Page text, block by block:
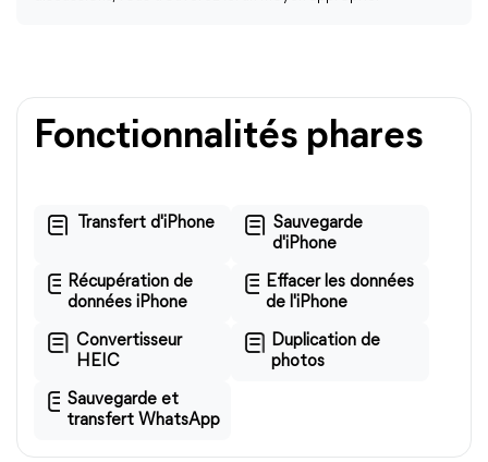
Fonctionnalités phares
Transfert d'iPhone
Sauvegarde
d'iPhone
Récupération de
données iPhone
Effacer les données
de l'iPhone
Convertisseur
HEIC
Duplication de
photos
Sauvegarde et
transfert WhatsApp